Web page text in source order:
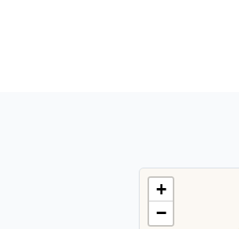
+
−